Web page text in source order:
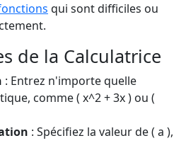
qui sont difficiles ou
de la Calculatrice
: Entrez n'importe quelle
comme ( x^2 + 3x ) ou (
: Spécifiez la valeur de ( a ),